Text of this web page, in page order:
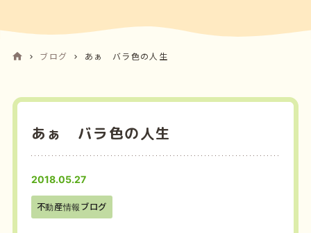
ブログ あぁ バラ色の人生
あぁ バラ色の人生
2018.05.27
不動産情報ブログ